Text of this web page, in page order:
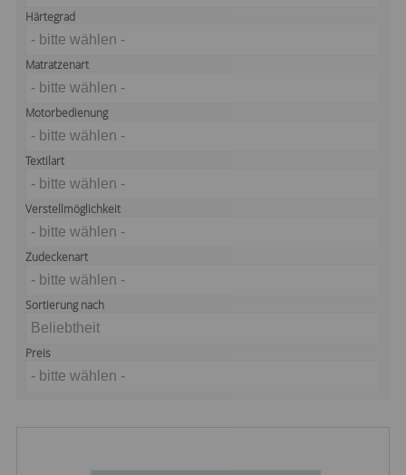
Härtegrad
- bitte wählen -
Matratzenart
- bitte wählen -
Motorbedienung
- bitte wählen -
Textilart
- bitte wählen -
Verstellmöglichkeit
- bitte wählen -
Zudeckenart
- bitte wählen -
Sortierung nach
Beliebtheit
Preis
- bitte wählen -